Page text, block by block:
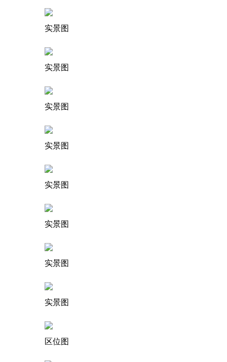
实景图
实景图
实景图
实景图
实景图
实景图
实景图
实景图
区位图